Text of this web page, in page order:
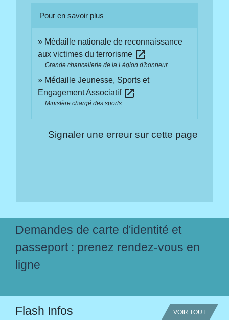
Pour en savoir plus
Médaille nationale de reconnaissance
aux victimes du terrorisme open_in_new
Grande chancellerie de la Légion d'honneur
Médaille Jeunesse, Sports et
Engagement Associatif open_in_new
Ministère chargé des sports
Signaler une erreur sur cette page
Demandes de carte d'identité et
passeport : prenez rendez-vous en
ligne
Flash Infos VOIR TOUT